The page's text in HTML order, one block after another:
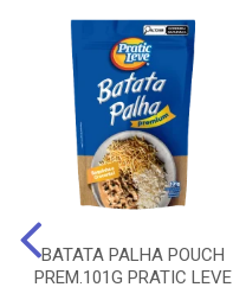
BATATA PALHA POUCH
PREM.101G PRATIC LEVE